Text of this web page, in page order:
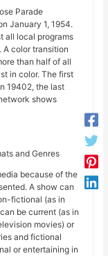
Parade
January 1, 1954.
all local programs
color transition
than half of all
in color. The first
19402, the last
shows
and Genres
because of the
A show can
fictional (as in
be current (as in
movies) or
and fictional
or entertaining in